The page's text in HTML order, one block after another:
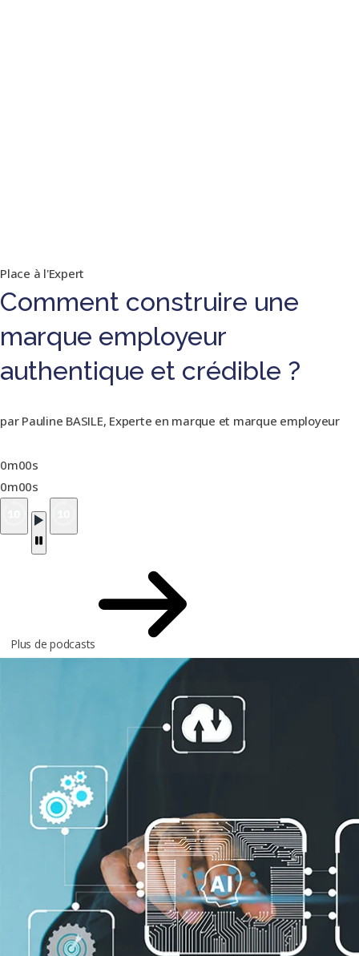
Place à l'Expert
Comment construire une
marque employeur
authentique et crédible ?
par Pauline BASILE, Experte en marque et marque employeur
0m00s
0m00s
Plus de podcasts